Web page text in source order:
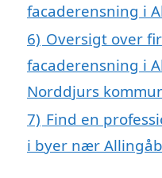
facaderensning i
6) Oversigt over
facaderensning i
Norddjurs
7) Find en
i byer nær